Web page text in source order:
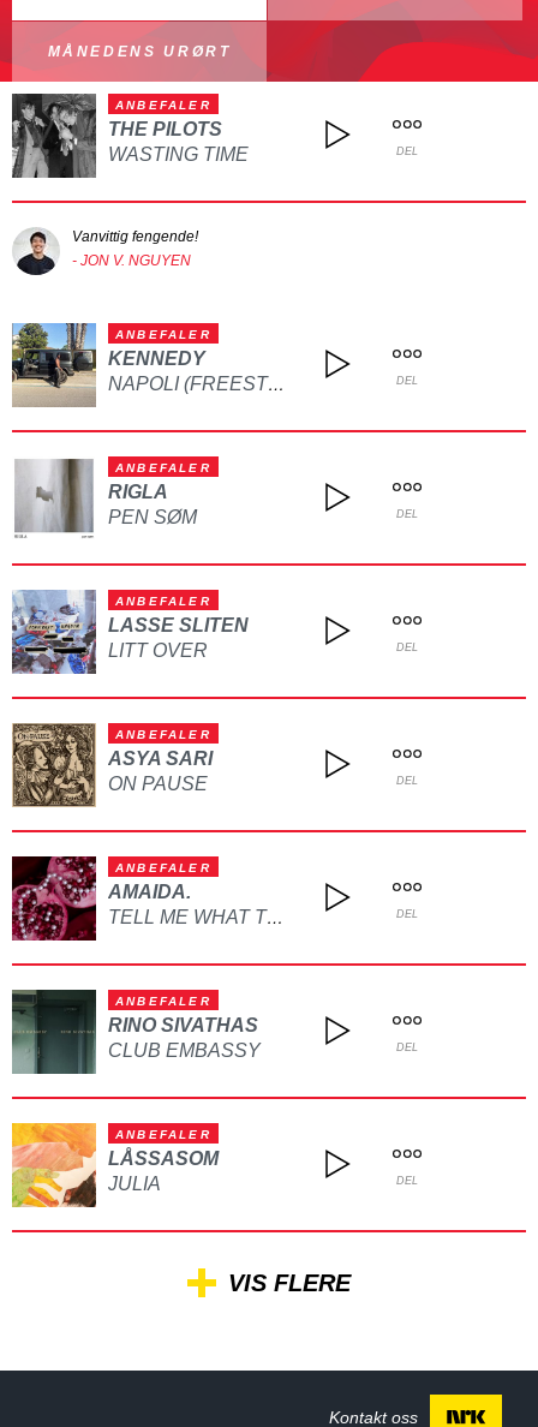
MÅNEDENS URØRT
ANBEFALER
THE PILOTS
WASTING TIME
DEL
Vanvittig fengende!
- JON V. NGUYEN
ANBEFALER
KENNEDY
NAPOLI (FREESTYLE) DEL
ANBEFALER
RIGLA
PEN SØM
DEL
ANBEFALER
LASSE SLITEN
LITT OVER
DEL
ANBEFALER
ASYA SARI
ON PAUSE
DEL
ANBEFALER
AMAIDA.
TELL ME WHAT TO DO DEL
ANBEFALER
RINO SIVATHAS
CLUB EMBASSY
DEL
ANBEFALER
LÅSSASOM
JULIA
DEL
VIS FLERE
Kontakt oss